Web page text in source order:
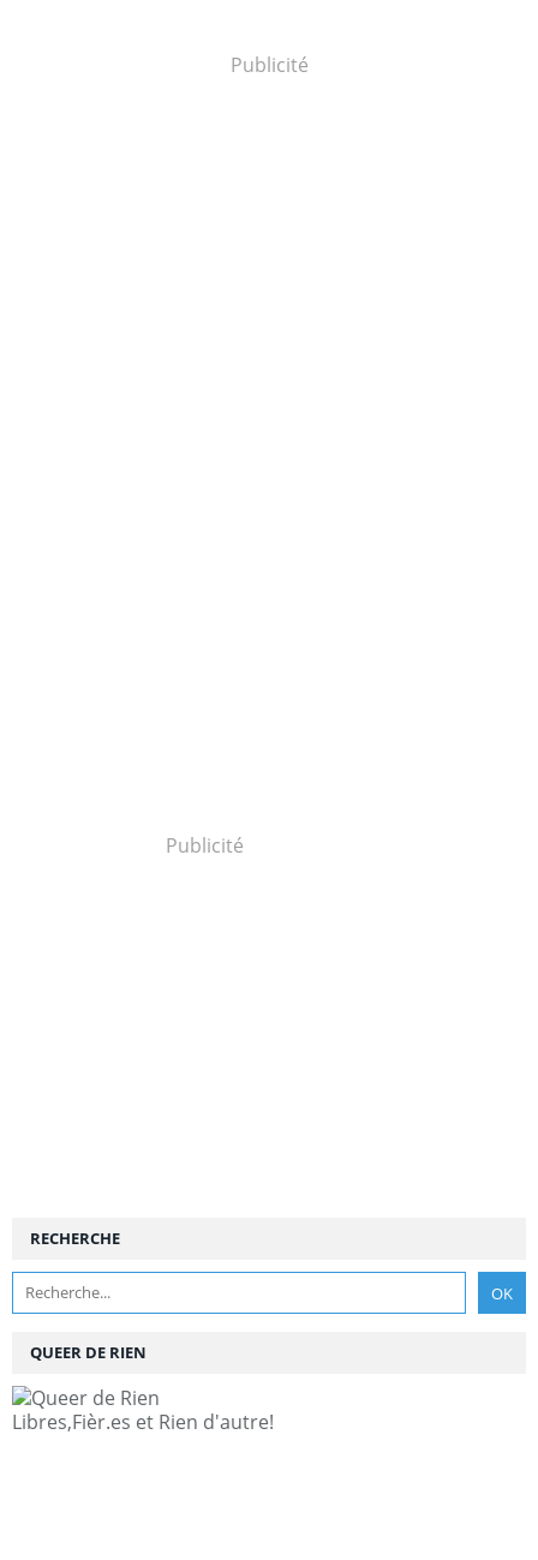
Publicité
Publicité
RECHERCHE
QUEER DE RIEN
Libres,Fièr.es et Rien d'autre!